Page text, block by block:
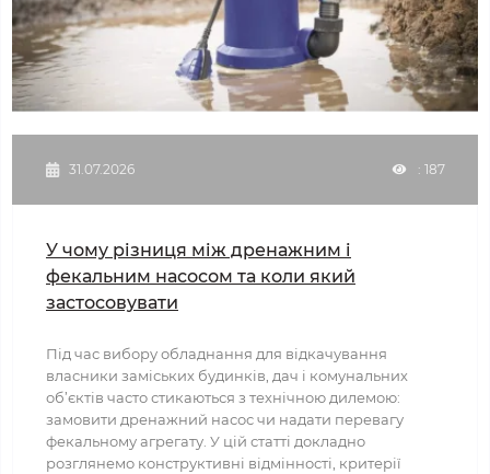
31.07.2026 : 187
У чому різниця між дренажним і
фекальним насосом та коли який
застосовувати
Під час вибору обладнання для відкачування
власники заміських будинків, дач і комунальних
об’єктів часто стикаються з технічною дилемою:
замовити дренажний насос чи надати перевагу
фекальному агрегату. У цій статті докладно
розглянемо конструктивні відмінності, критерії